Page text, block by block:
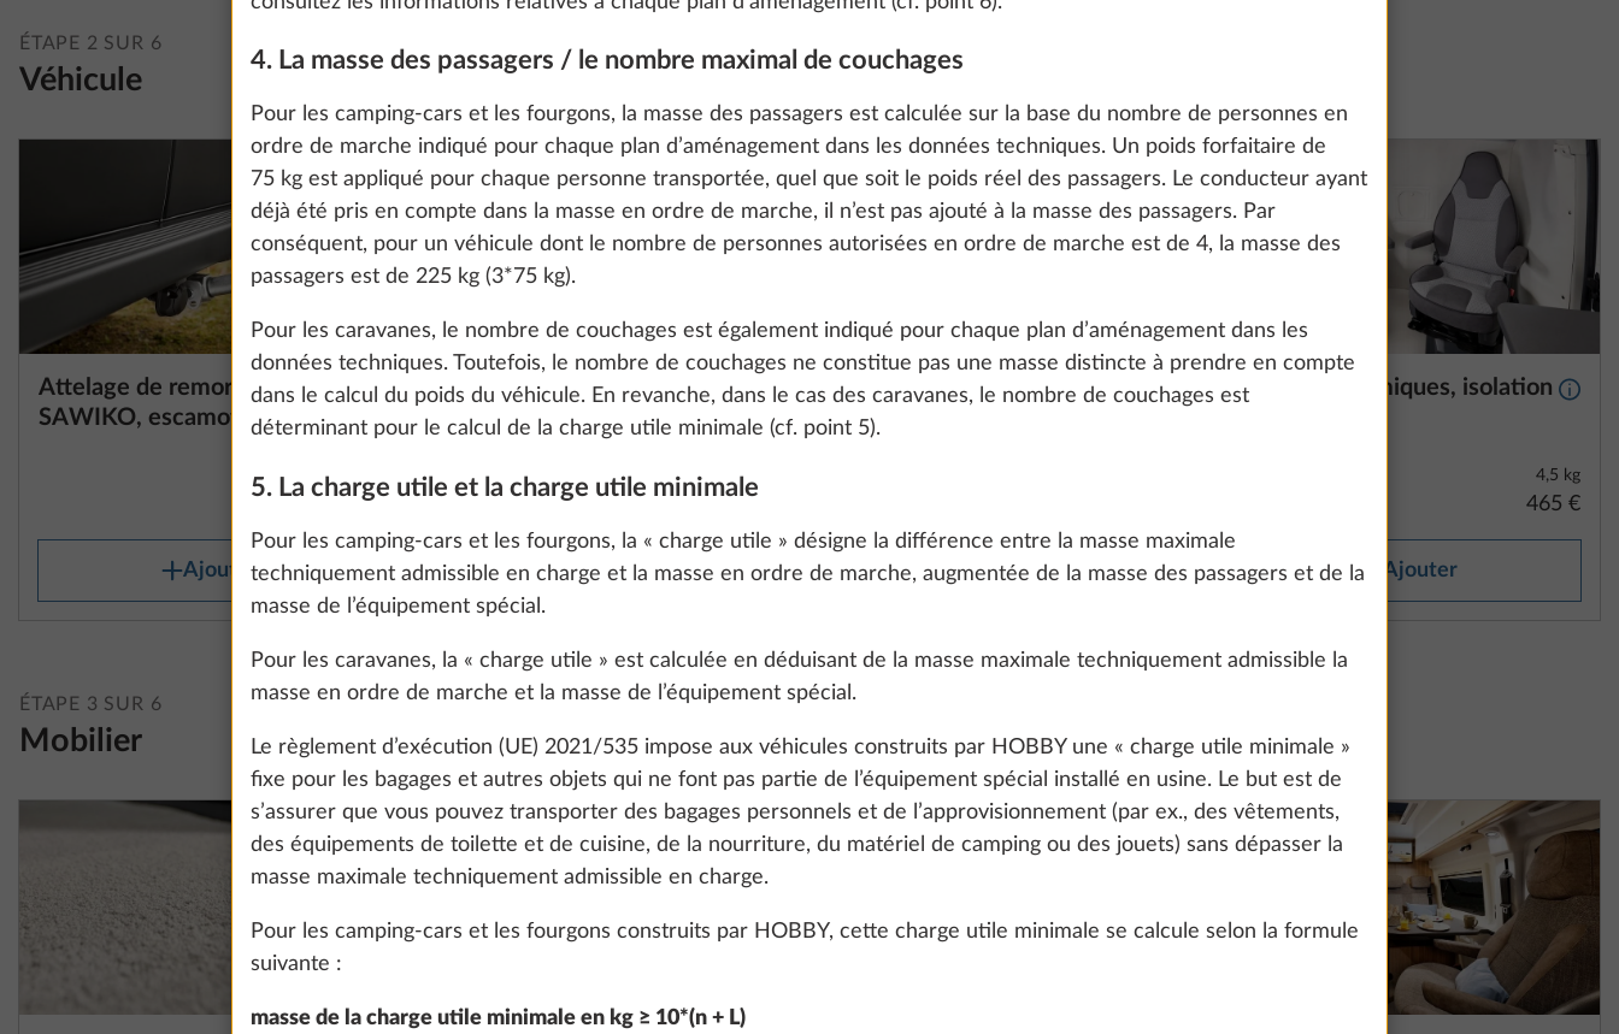
We use cookies to enable you to make the best possible use of our website and to
data for statistics and marketing only if you give us your consent by clicking on "Accept
all". You can revoke your consent at any time with effect for the future. You can find more
information about cookies and customization options by clicking on the "Show details" link.
ÉTAPE 2 SUR 6
Véhicule
Attelage de remorque
SAWIKO, escamotable
Plus d’informations
27,0 kg
1 460 €
Ajouter
Paillassons dans la cabine de
conduite
Plus d’informations
1,5 kg
100 €
Ajouter
Toit ouvrant panoramique
“HOBBY TOP”, à double
Plus d’informations
Ajouter
Rideaux thermiques, isolation Plus
4,5 kg
465 €
Ajouter
ÉTAPE 3 SUR 6
Mobilier
4. La masse des passagers / le nombre maximal de couchages
Pour les camping-cars et les fourgons, la masse des passagers est calculée sur la base du nombre de personnes en
ordre de marche indiqué pour chaque plan d’aménagement dans les données techniques. Un poids forfaitaire de
75 kg est appliqué pour chaque personne transportée, quel que soit le poids réel des passagers. Le conducteur ayant
déjà été pris en compte dans la masse en ordre de marche, il n’est pas ajouté à la masse des passagers. Par
conséquent, pour un véhicule dont le nombre de personnes autorisées en ordre de marche est de 4, la masse des
passagers est de 225 kg (3*75 kg).
Pour les caravanes, le nombre de couchages est également indiqué pour chaque plan d’aménagement dans les
données techniques. Toutefois, le nombre de couchages ne constitue pas une masse distincte à prendre en compte
dans le calcul du poids du véhicule. En revanche, dans le cas des caravanes, le nombre de couchages est
déterminant pour le calcul de la charge utile minimale (cf. point 5).
5. La charge utile et la charge utile minimale
Pour les camping-cars et les fourgons, la « charge utile » désigne la différence entre la masse maximale
techniquement admissible en charge et la masse en ordre de marche, augmentée de la masse des passagers et de la
masse de l’équipement spécial.
Pour les caravanes, la « charge utile » est calculée en déduisant de la masse maximale techniquement admissible la
masse en ordre de marche et la masse de l’équipement spécial.
Le règlement d’exécution (UE) 2021/535 impose aux véhicules construits par HOBBY une « charge utile minimale »
fixe pour les bagages et autres objets qui ne font pas partie de l’équipement spécial installé en usine. Le but est de
s’assurer que vous pouvez transporter des bagages personnels et de l’approvisionnement (par ex., des vêtements,
des équipements de toilette et de cuisine, de la nourriture, du matériel de camping ou des jouets) sans dépasser la
masse maximale techniquement admissible en charge.
Pour les camping-cars et les fourgons construits par HOBBY, cette charge utile minimale se calcule selon la formule
suivante :
masse de la charge utile minimale en kg ≥ 10*(n + L)